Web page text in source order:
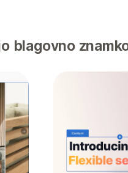
blagovno